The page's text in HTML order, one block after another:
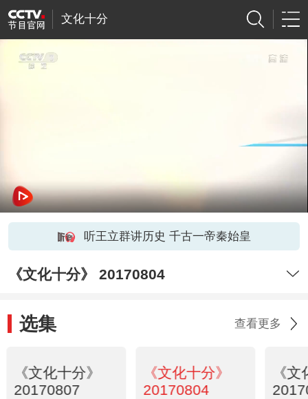
文化十分
听王立群讲历史 千古一帝秦始皇
《文化十分》 20170804
选集 查看更多
《文化十分》
20170807
《文化十分》
20170804
《